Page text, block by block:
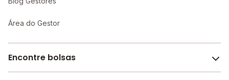
Área do Gestor
Encontre bolsas